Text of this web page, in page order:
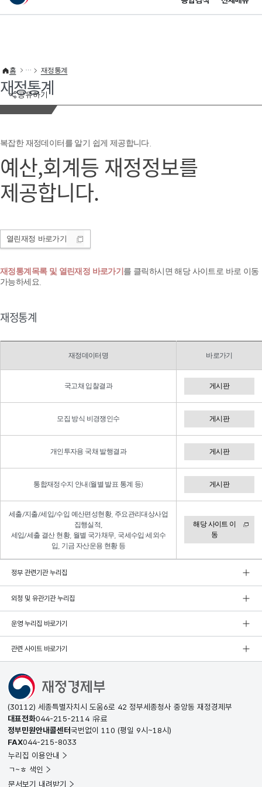
이 누리집은 대한민국 공식 전자정부 누리집입니다.
공유하기
홈 재정통계
재정통계
복잡한 재정데이터를 알기 쉽게 제공합니다.
예산,회계등 재정정보를
제공합니다.
열린재정 바로가기
재정통계목록 및 열린재정 바로가기 를 클릭하시면 해당 사이트로 바로 이동
가능하세요.
재정통계
재정데이터명 바로가기
국고채 입찰결과 게시판
모집 방식 비경쟁인수 게시판
개인투자용 국채 발행결과 게시판
통합재정수지 안내(월별 발표 통계 등) 게시판
세출/지출/세입/수입 예산편성현황, 주요관리대상사업
집행실적,
세입/세출 결산 현황, 월별 국가채무, 국세수입·세외수
입, 기금 자산운용 현황 등
해당 사이트 이
동
정부 관련기관 누리집
외청 및 유관기관 누리집
운영 누리집 바로가기
관련 사이트 바로가기
(30112) 세종특별자치시 도움6로 42 정부세종청사 중앙동 재정경제부
대표전화044-215-2114 유료
정부민원안내콜센터국번없이 110 (평일 9시~18시)
FAX044-215-8033
누리집 이용안내
ㄱ~ㅎ 색인
문서보기 내려받기